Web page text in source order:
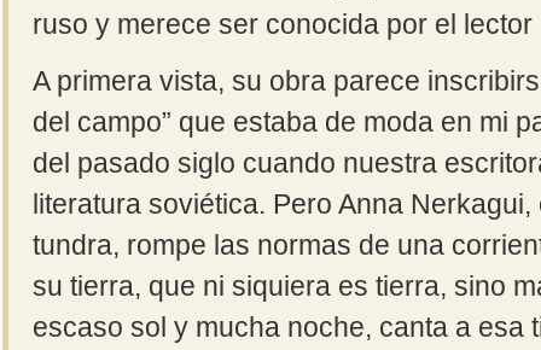
ruso y merece ser conocida por el lector
A primera vista, su obra parece
del campo” que estaba de moda en mi
del pasado siglo cuando nuestra
literatura soviética. Pero Anna
tundra, rompe las normas de una
su tierra, que ni siquiera es tierra, sino
escaso sol y mucha noche, canta a esa